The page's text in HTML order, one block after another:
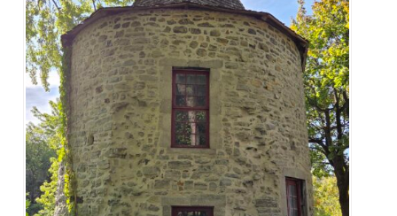
Diplômé·es et visiteur·euses